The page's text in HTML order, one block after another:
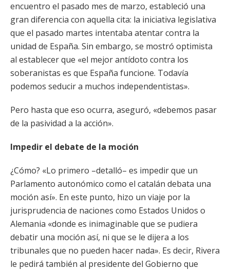
encuentro el pasado mes de marzo, estableció una
gran diferencia con aquella cita: la iniciativa legislativa
que el pasado martes intentaba atentar contra la
unidad de España. Sin embargo, se mostró optimista
al establecer que «el mejor antídoto contra los
soberanistas es que España funcione. Todavía
podemos seducir a muchos independentistas».
Pero hasta que eso ocurra, aseguró, «debemos pasar
de la pasividad a la acción».
Impedir el debate de la moción
¿Cómo? «Lo primero –detalló– es impedir que un
Parlamento autonómico como el catalán debata una
moción así». En este punto, hizo un viaje por la
jurisprudencia de naciones como Estados Unidos o
Alemania «donde es inimaginable que se pudiera
debatir una moción así, ni que se le dijera a los
tribunales que no pueden hacer nada». Es decir, Rivera
le pedirá también al presidente del Gobierno que